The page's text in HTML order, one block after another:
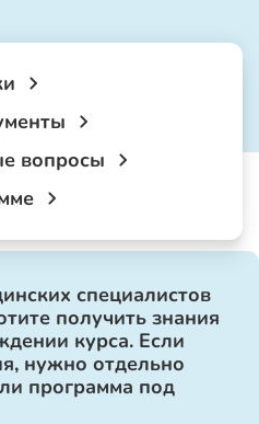
вопросы
специалистов
получить знания
курса. Если
нужно отдельно
программа под